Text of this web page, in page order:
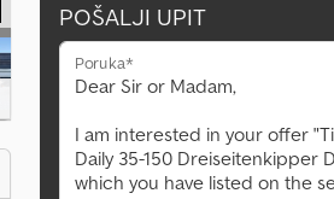
POŠALJI UPIT
Poruka*